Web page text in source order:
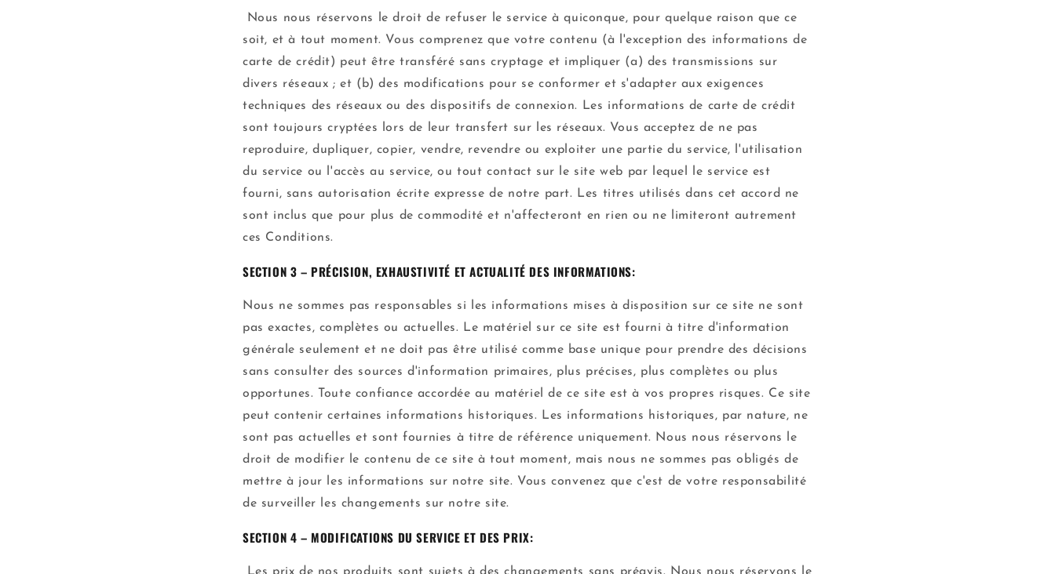
Nous nous réservons le droit de refuser le service à quiconque, pour quelque raison que ce
soit, et à tout moment. Vous comprenez que votre contenu (à l'exception des informations de
carte de crédit) peut être transféré sans cryptage et impliquer (a) des transmissions sur
divers réseaux ; et (b) des modifications pour se conformer et s'adapter aux exigences
techniques des réseaux ou des dispositifs de connexion. Les informations de carte de crédit
sont toujours cryptées lors de leur transfert sur les réseaux. Vous acceptez de ne pas
reproduire, dupliquer, copier, vendre, revendre ou exploiter une partie du service, l'utilisation
du service ou l'accès au service, ou tout contact sur le site web par lequel le service est
fourni, sans autorisation écrite expresse de notre part. Les titres utilisés dans cet accord ne
sont inclus que pour plus de commodité et n'affecteront en rien ou ne limiteront autrement
ces Conditions.
SECTION 3 – PRÉCISION, EXHAUSTIVITÉ ET ACTUALITÉ DES INFORMATIONS:
Nous ne sommes pas responsables si les informations mises à disposition sur ce site ne sont
pas exactes, complètes ou actuelles. Le matériel sur ce site est fourni à titre d'information
générale seulement et ne doit pas être utilisé comme base unique pour prendre des décisions
sans consulter des sources d'information primaires, plus précises, plus complètes ou plus
opportunes. Toute confiance accordée au matériel de ce site est à vos propres risques. Ce site
peut contenir certaines informations historiques. Les informations historiques, par nature, ne
sont pas actuelles et sont fournies à titre de référence uniquement. Nous nous réservons le
droit de modifier le contenu de ce site à tout moment, mais nous ne sommes pas obligés de
mettre à jour les informations sur notre site. Vous convenez que c'est de votre responsabilité
de surveiller les changements sur notre site.
SECTION 4 – MODIFICATIONS DU SERVICE ET DES PRIX: